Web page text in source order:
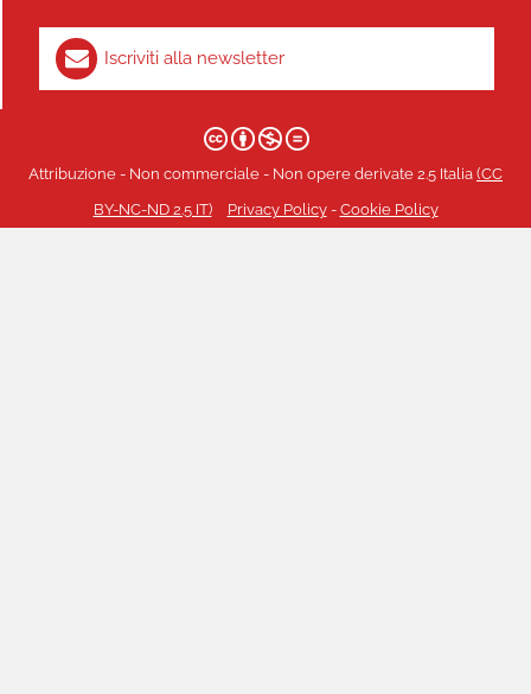
Iscriviti alla newsletter
Attribuzione - Non commerciale - Non opere derivate 2.5 Italia (CC
BY-NC-ND 2.5 IT)
Privacy Policy- Cookie Policy